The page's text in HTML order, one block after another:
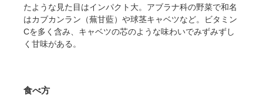
たような見た目はインパクト大。アブラナ科の野菜で和名
はカブカンラン（蕪甘藍）や球茎キャベツなど。ビタミン
Cを多く含み、キャベツの芯のような味わいでみずみずし
く甘味がある。
食べ方